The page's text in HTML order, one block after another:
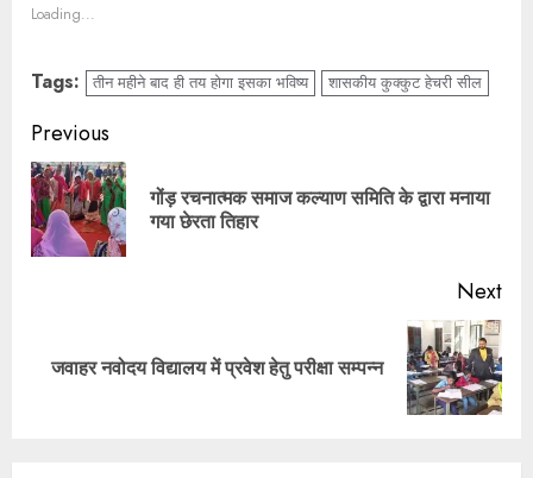
Loading...
Tags: तीन महीने बाद ही तय होगा इसका भविष्य शासकीय कुक्कुट हेचरी सील
Post
navigation
Previous
गोंड़ रचनात्मक समाज कल्याण समिति के द्वारा मनाया
गया छेरता तिहार
Next
Next
जवाहर नवोदय विद्यालय में प्रवेश हेतु परीक्षा सम्पन्न